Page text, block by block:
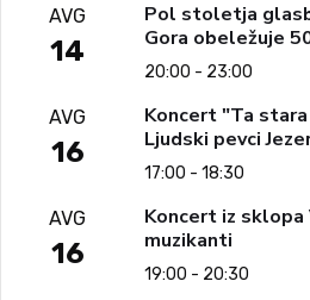
AVG
14
Pol stoletja
Gora obeležuje
narodno-zabavne
20:00 - 23:00
AVG
16
Koncert "Ta
Ljudski pevci
17:00 - 18:30
AVG
16
Koncert iz
muzikanti
19:00 - 20:30